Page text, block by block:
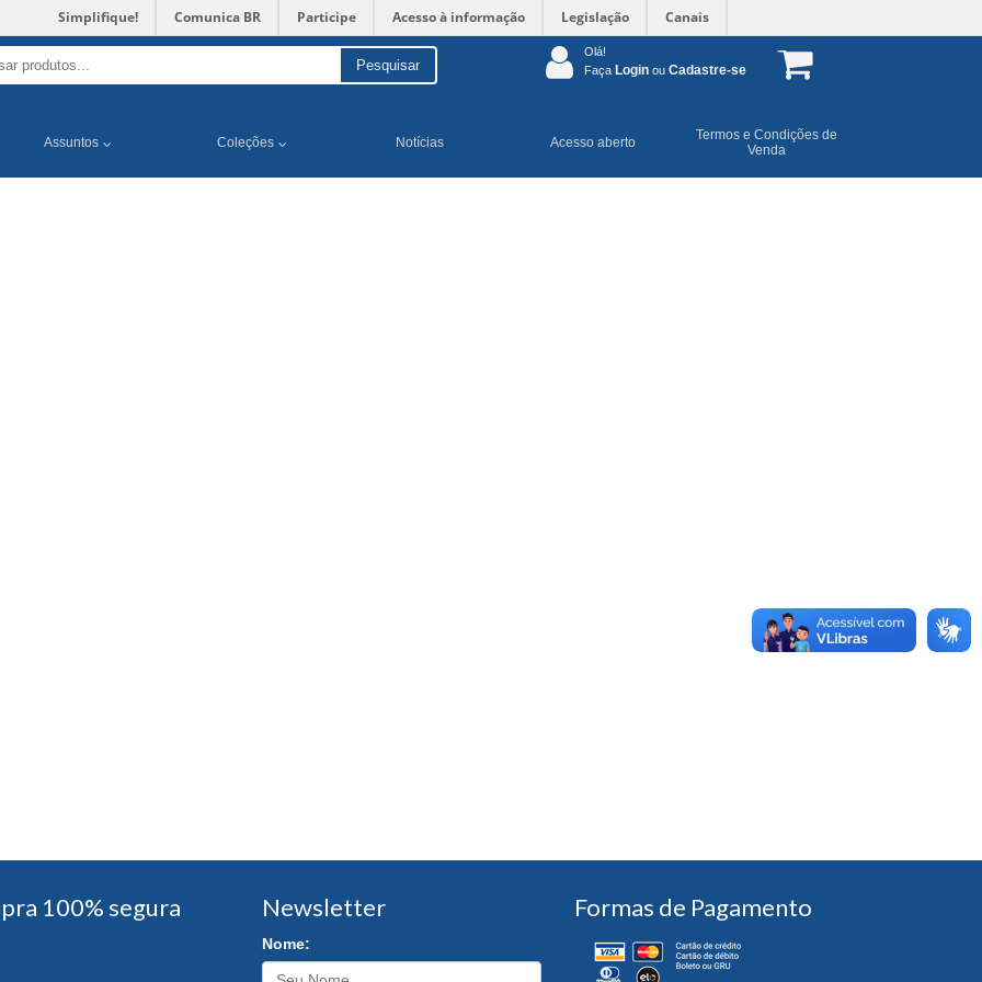
Simplifique! Comunica BR Participe Acesso à informação Legislação Canais
Pesquisar
Olá!
Faça Login ou Cadastre-se
Assuntos Coleções Notícias Acesso aberto
Termos e Condições de
Venda
100% segura Newsletter
Nome:
Formas de Pagamento